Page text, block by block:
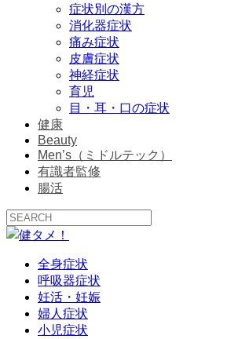
症状別の漢方
消化器症状
痛み症状
皮膚症状
神経症状
育児
目・耳・口の症状
健康
Beauty
Men’s（ミドルテック）
有識者監修
腸活
全身症状
呼吸器症状
妊活・妊娠
婦人症状
小児症状